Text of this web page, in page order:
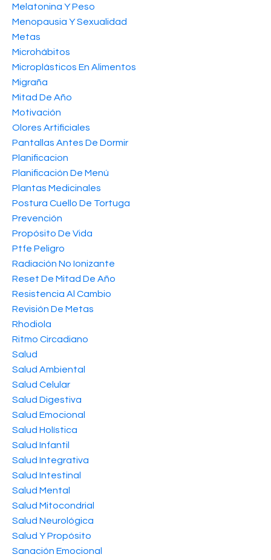
Melatonina Y Peso
Menopausia Y Sexualidad
Metas
Microhábitos
Microplásticos En Alimentos
Migraña
Mitad De Año
Motivación
Olores Artificiales
Pantallas Antes De Dormir
Planificacion
Planificación De Menú
Plantas Medicinales
Postura Cuello De Tortuga
Prevención
Propósito De Vida
Ptfe Peligro
Radiación No Ionizante
Reset De Mitad De Año
Resistencia Al Cambio
Revisión De Metas
Rhodiola
Ritmo Circadiano
Salud
Salud Ambiental
Salud Celular
Salud Digestiva
Salud Emocional
Salud Holística
Salud Infantil
Salud Integrativa
Salud Intestinal
Salud Mental
Salud Mitocondrial
Salud Neurológica
Salud Y Propósito
Sanación Emocional